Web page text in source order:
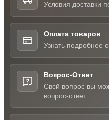
Условия доставки
Оплата товаров
Узнать подробнее
Вопрос-Ответ
Свой вопрос вы
вопрос-ответ